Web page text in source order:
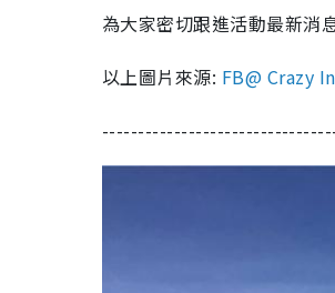
為大家密切跟進活動最新消
以上圖片來源: FB@ Crazy